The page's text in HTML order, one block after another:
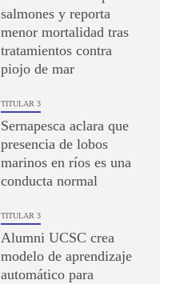
salmones y reporta
menor mortalidad tras
tratamientos contra
piojo de mar
TITULAR 3
Sernapesca aclara que
presencia de lobos
marinos en ríos es una
conducta normal
TITULAR 3
Alumni UCSC crea
modelo de aprendizaje
automático para